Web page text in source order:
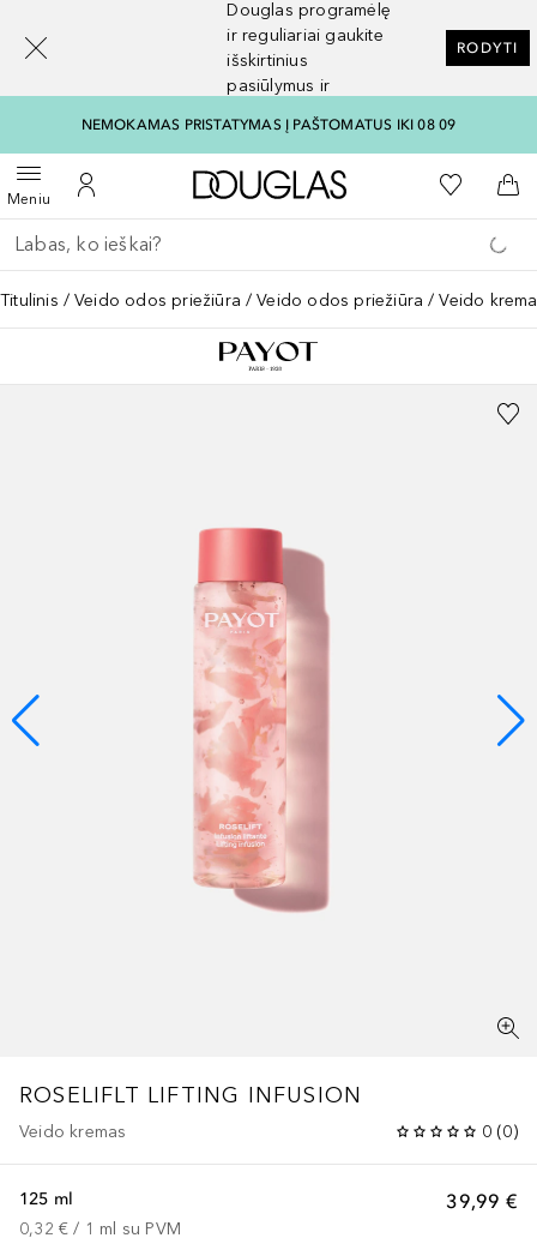
Douglas programėlę
ir reguliariai gaukite
išskirtinius
pasiūlymus ir
RODYTI
NEMOKAMAS PRISTATYMAS Į PAŠTOMATUS IKI 08 09
MeniuAtidaryti meniuĮ mano paskyrą
Į Douglas pagrindinį
Į mano
Į
Grįžk atgal
Vykdykite paiešką
Titulinis Veido odos priežiūra Veido odos priežiūra Veido
ROSELIFLT LIFTING INFUSION
Veido kremas 0 (0)
39,99 €
125 ml
0,32 € / 1 ml su PVM
[navigation.slideout.screenreader]